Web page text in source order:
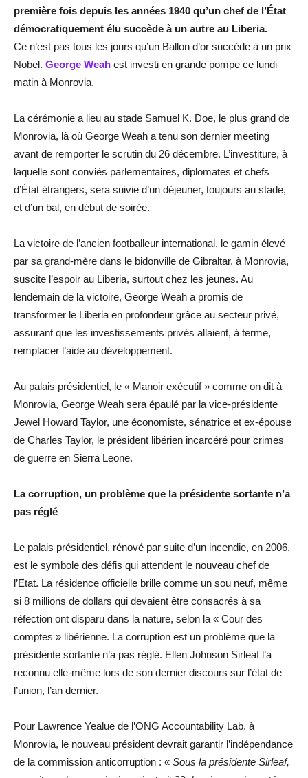
première fois depuis les années 1940 qu’un chef de l’État
démocratiquement élu succède à un autre au Liberia.
Ce n’est pas tous les jours qu’un Ballon d’or succède à un prix
Nobel. George Weah est investi en grande pompe ce lundi
matin à Monrovia.
La cérémonie a lieu au stade Samuel K. Doe, le plus grand de
Monrovia, là où George Weah a tenu son dernier meeting
avant de remporter le scrutin du 26 décembre. L’investiture, à
laquelle sont conviés parlementaires, diplomates et chefs
d’État étrangers, sera suivie d’un déjeuner, toujours au stade,
et d’un bal, en début de soirée.
La victoire de l’ancien footballeur international, le gamin élevé
par sa grand-mère dans le bidonville de Gibraltar, à Monrovia,
suscite l’espoir au Liberia, surtout chez les jeunes. Au
lendemain de la victoire, George Weah a promis de
transformer le Liberia en profondeur grâce au secteur privé,
assurant que les investissements privés allaient, à terme,
remplacer l’aide au développement.
Au palais présidentiel, le « Manoir exécutif » comme on dit à
Monrovia, George Weah sera épaulé par la vice-présidente
Jewel Howard Taylor, une économiste, sénatrice et ex-épouse
de Charles Taylor, le président libérien incarcéré pour crimes
de guerre en Sierra Leone.
La corruption, un problème que la présidente sortante n’a
pas réglé
Le palais présidentiel, rénové par suite d’un incendie, en 2006,
est le symbole des défis qui attendent le nouveau chef de
l’Etat. La résidence officielle brille comme un sou neuf, même
si 8 millions de dollars qui devaient être consacrés à sa
réfection ont disparu dans la nature, selon la « Cour des
comptes » libérienne. La corruption est un problème que la
présidente sortante n’a pas réglé. Ellen Johnson Sirleaf l’a
reconnu elle-même lors de son dernier discours sur l’état de
l’union, l’an dernier.
Pour Lawrence Yealue de l’ONG Accountability Lab, à
Monrovia, le nouveau président devrait garantir l’indépendance
de la commission anticorruption : « Sous la présidente Sirleaf,